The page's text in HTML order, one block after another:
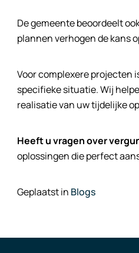
De gemeente beoordeelt
plannen verhogen de kans
Voor complexere projecten
specifieke situatie. Wij
realisatie van uw tijdelijke
Heeft u vragen over
oplossingen die perfect
Geplaatst in Blogs